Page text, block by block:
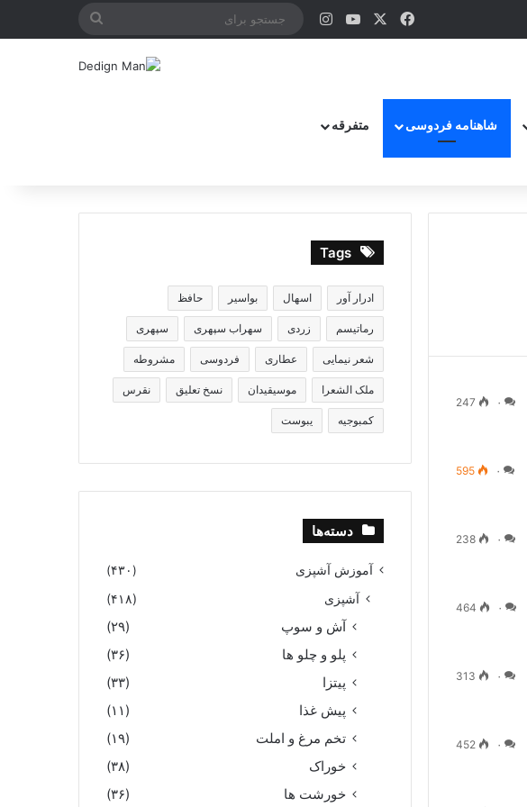
ساز فیس بوکیوتیوباینستاگرام
جستجو
شاهنامه فردوسی متفرقه
۰ 247
۰ 595
۰ 238
۰ 464
۰ 313
۰ 452
Tags
ادرار آور اسهال بواسیر حافظ
رماتیسم زردی سهراب سپهری سپهری
شعر نیمایی عطاری فردوسی مشروطه
ملک الشعرا موسیقیدان نسخ تعلیق نقرس
کمبوجیه یبوست
دسته‌ها
آموزش آشپزی (۴۳۰)
آشپزی (۴۱۸)
آش و سوپ
(۲۹)
پلو و چلو ها
(۳۶)
پیتزا
(۳۳)
پیش غذا
(۱۱)
تخم مرغ و املت
(۱۹)
خوراک
(۳۸)
خورشت ها
(۳۶)